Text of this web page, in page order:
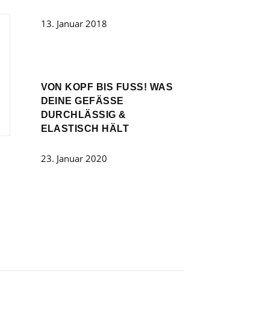
13. Januar 2018
VON KOPF BIS FUSS! WAS D
EINE GEFÄSSE DU
RCHLÄSSIG & EL
ASTISCH HÄLT
23. Januar 2020